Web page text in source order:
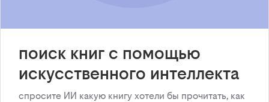
поиск книг с помощью
искусственного интеллекта
спросите ИИ какую книгу хотели бы прочитать, как